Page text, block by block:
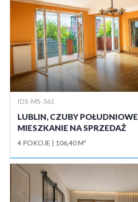
IDS-MS-361
LUBLIN, CZUBY POŁUDNIOWE
MIESZKANIE NA SPRZEDAŻ
4 POKOJE 106,40 M²